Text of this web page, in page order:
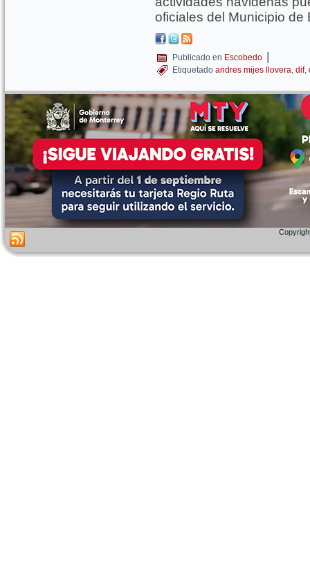
oficiales del Municipio de
Publicado en Escobedo |
Etiquetado andres mijes llovera, dif,